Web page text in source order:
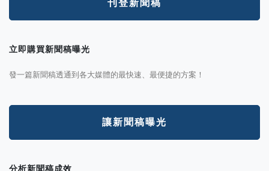
立即購買新聞稿曝光
發一篇新聞稿透通到各大媒體的最快速、最便捷的方案！
讓新聞稿曝光
分析新聞稿成效